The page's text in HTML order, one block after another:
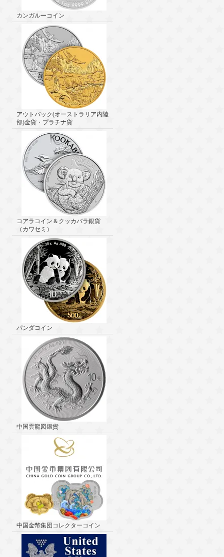
カンガルーコイン
アウトバック(オーストラリア内陸
部)金貨・プラチナ貨
コアラコイン＆クッカバラ銀貨
（カワセミ）
パンダコイン
中国雲龍図銀貨
中国金幣集団コレクターコイン